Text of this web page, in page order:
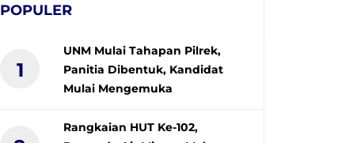
POPULER
1
UNM Mulai Tahapan Pilrek,
Panitia Dibentuk, Kandidat
Mulai Mengemuka
Rangkaian HUT Ke-102,